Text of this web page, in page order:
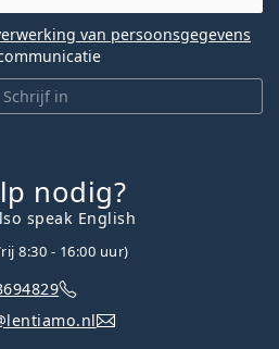
Schrijf in
van persoonsgegevens
nodig?
speak English
8:30 - 16:00 uur)